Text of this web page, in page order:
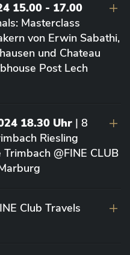
15.00 - 17.00
Masterclass
von Erwin Sabathi,
und Chateau
Post Lech
18.30 Uhr | 8
Riesling
@FINE CLUB
Club Travels